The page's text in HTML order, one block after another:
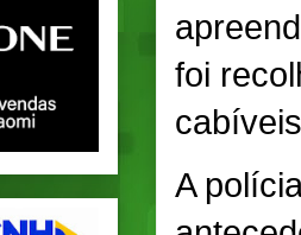
foi
A